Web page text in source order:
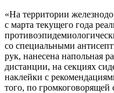
«На территории
с марта текущего года
со специальными
рук, нанесена напольная
дистанции, на секциях
наклейки с
того, по